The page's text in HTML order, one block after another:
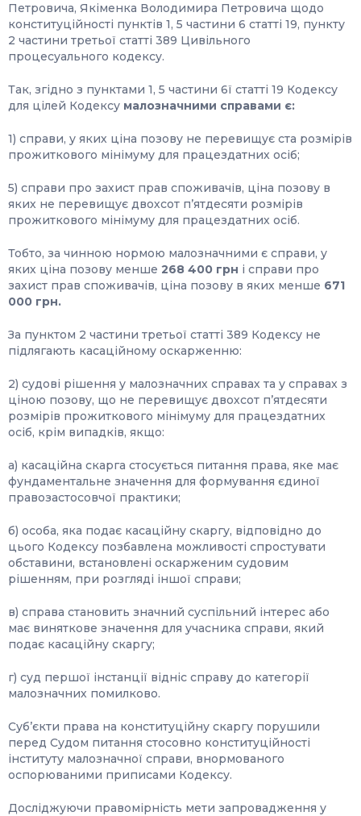
Петровича, Якіменка Володимира Петровича щодо
конституційності пунктів 1, 5 частини 6 статті 19, пункту
2 частини третьої статті 389 Цивільного
процесуального кодексу.
Так, згідно з пунктами 1, 5 частини 6ї статті 19 Кодексу
для цілей Кодексу малозначними справами є:
1) справи, у яких ціна позову не перевищує ста розмірів
прожиткового мінімуму для працездатних осіб;
5) справи про захист прав споживачів, ціна позову в
яких не перевищує двохсот п’ятдесяти розмірів
прожиткового мінімуму для працездатних осіб.
Тобто, за чинною нормою малозначними є справи, у
яких ціна позову менше 268 400 грн і справи про
захист прав споживачів, ціна позову в яких менше 671
000 грн.
За пунктом 2 частини третьої статті 389 Кодексу не
підлягають касаційному оскарженню:
2) судові рішення у малозначних справах та у справах з
ціною позову, що не перевищує двохсот п’ятдесяти
розмірів прожиткового мінімуму для працездатних
осіб, крім випадків, якщо:
а) касаційна скарга стосується питання права, яке має
фундаментальне значення для формування єдиної
правозастосовчої практики;
б) особа, яка подає касаційну скаргу, відповідно до
цього Кодексу позбавлена можливості спростувати
обставини, встановлені оскарженим судовим
рішенням, при розгляді іншої справи;
в) справа становить значний суспільний інтерес або
має виняткове значення для учасника справи, який
подає касаційну скаргу;
г) суд першої інстанції відніс справу до категорії
малозначних помилково.
Суб’єкти права на конституційну скаргу порушили
перед Судом питання стосовно конституційності
інституту малозначної справи, внормованого
оспорюваними приписами Кодексу.
Досліджуючи правомірність мети запровадження у